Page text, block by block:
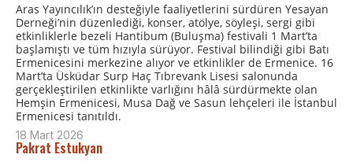
Aras Yayıncılık’ın desteğiyle faaliyetlerini sürdüren Yesayan
Derneği’nin düzenlediği, konser, atölye, söyleşi, sergi gibi
etkinliklerle bezeli Hantibum (Buluşma) festivali 1 Mart’ta
başlamıştı ve tüm hızıyla sürüyor. Festival bilindiği gibi Batı
Ermenicesini merkezine alıyor ve etkinlikler de Ermenice. 16
Mart’ta Üsküdar Surp Haç Tıbrevank Lisesi salonunda
gerçekleştirilen etkinlikte varlığını hâlâ sürdürmekte olan
Hemşin Ermenicesi, Musa Dağ ve Sasun lehçeleri ile İstanbul
Ermenicesi tanıtıldı.
18 Mart 2026
Pakrat Estukyan